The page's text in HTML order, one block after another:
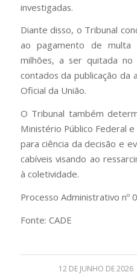
investigadas.
Diante disso, o Tribunal
ao pagamento de
milhões, a ser quitada
contados da publicação da
Oficial da União.
O Tribunal também
Ministério Público Federal
para ciência da decisão e
cabíveis visando ao
à coletividade.
Processo Administrativo
Fonte: CADE
12 DE JUNHO DE 2026
/